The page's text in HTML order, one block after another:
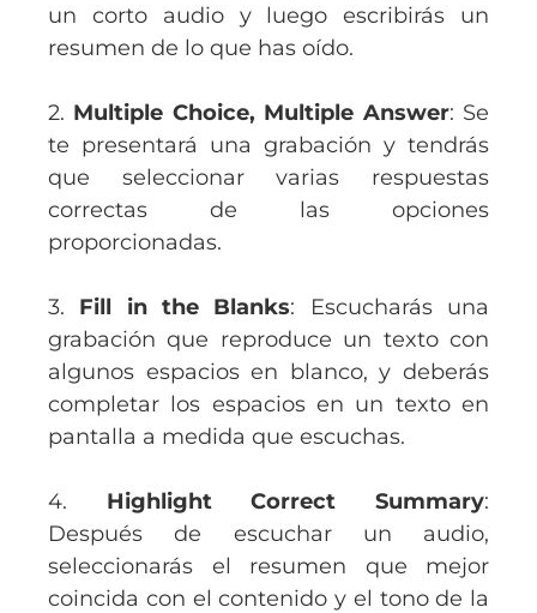
un corto audio y luego escribirás un
resumen de lo que has oído.
2. Multiple Choice, Multiple Answer: Se
te presentará una grabación y tendrás
que seleccionar varias respuestas
correctas de las opciones
proporcionadas.
3. Fill in the Blanks: Escucharás una
grabación que reproduce un texto con
algunos espacios en blanco, y deberás
completar los espacios en un texto en
pantalla a medida que escuchas.
4. Highlight Correct Summary:
Después de escuchar un audio,
seleccionarás el resumen que mejor
coincida con el contenido y el tono de la